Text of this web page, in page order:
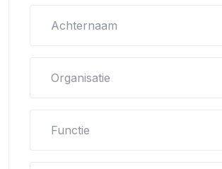
Achternaam
Organisatie
Functie